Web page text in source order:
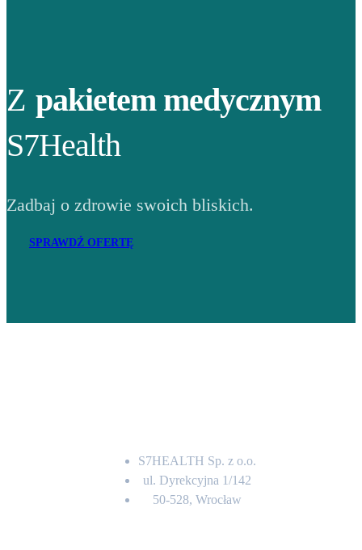
Z pakietem medycznym
S7Health
Zadbaj o zdrowie swoich bliskich.
SPRAWDŹ OFERTĘ
S7HEALTH Sp. z o.o.
ul. Dyrekcyjna 1/142
50-528, Wrocław